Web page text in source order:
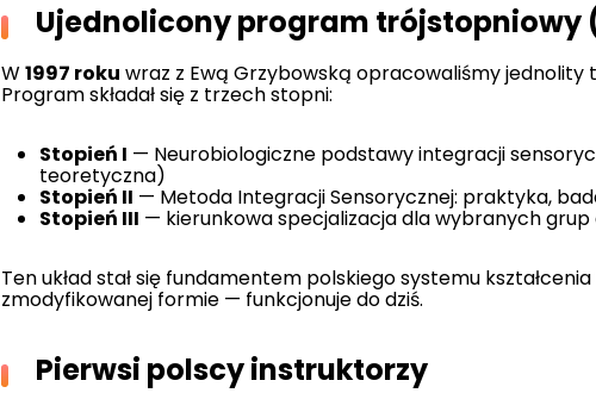
Ujednolicony program trójstopniowy
W1997 roku wraz z Ewą Grzybowską opracowaliśmy jednolity
Program składał się z trzech stopni:
Stopień I — Neurobiologiczne podstawy integracji
teoretyczna)
Stopień II — Metoda Integracji Sensorycznej: praktyka,
Stopień III — kierunkowa specjalizacja dla wybranych grup
Ten układ stał się fundamentem polskiego systemu
zmodyfikowanej formie — funkcjonuje do dziś.
Pierwsi polscy instruktorzy